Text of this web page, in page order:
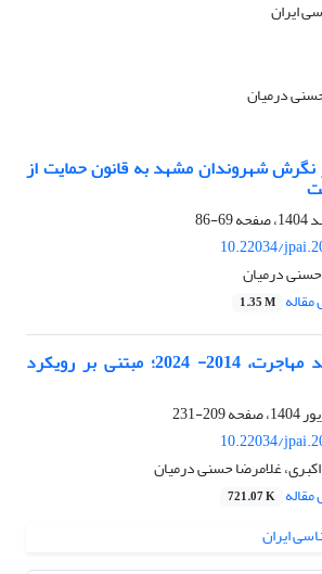
درمیان
نگرش شهروندان مشهد به قانون حمایت از
69-86
10.22034/
درمیان
1.35 M
واکاوی الگوهای جدید مهاجرت، 2014- 2024؛ مبتنی بر رویکرد
209-231
10.22034/
غلامرضا حسنی درمیان
721.07 K